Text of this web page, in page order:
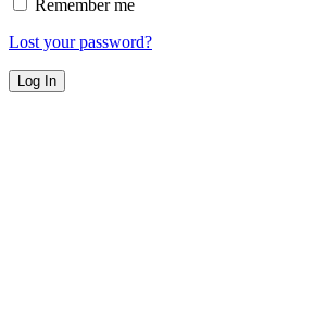
Remember me
Lost your password?